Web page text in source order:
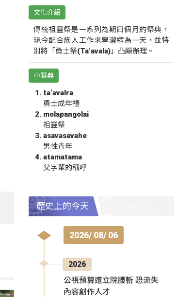
文化介紹
傳統祖靈祭是一系列為期四個月的祭典，
現今配合族人工作求學濃縮為一天，並特
別將「勇士祭(Ta‘avala)」凸顯辦理。
小辭典
ta‘avalra
勇士成年禮
molapangolai
祖靈祭
asavasavahe
男性青年
atamatama
父字輩的稱呼
歷史上的今天
2026/ 08/ 06
2026
公視預算遭立院腰斬 恐流失
內容創作人才